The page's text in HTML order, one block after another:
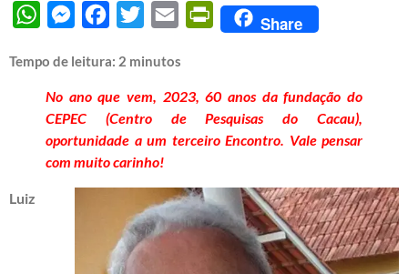
WhatsAppMessengerFacebook
Twitter Email PrintFriendly
Share
Tempo de leitura: 2 minutos
No ano que vem, 2023, 60 anos da fundação do
CEPEC (Centro de Pesquisas do Cacau),
oportunidade a um terceiro Encontro. Vale pensar
com muito carinho!
Luiz